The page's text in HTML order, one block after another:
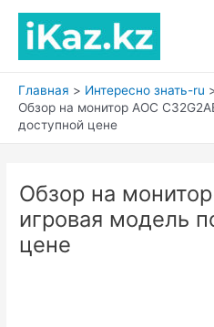
содержимому
Главная
Интересно знать-ru
Обзор на монитор AOC
доступной цене
Обзор на
игровая модель
цене